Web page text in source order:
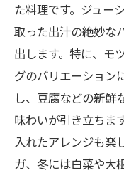
た料理です。ジュー
取った出汁の絶妙な
出します。特に、モ
グのバリエーション
し、豆腐などの新鮮
味わいが引き立ちま
入れたアレンジも楽
ガ、冬には白菜や大